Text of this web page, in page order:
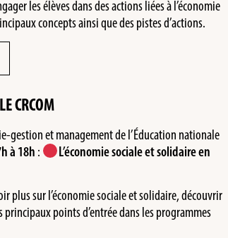
les élèves dans des actions liées à l’économie
concepts ainsi que des pistes d’actions.
CRCOM
gestion et management de l’Éducation nationale
à 18h :
L’économie sociale et solidaire en
plus sur l’économie sociale et solidaire, découvrir
points d’entrée dans les programmes